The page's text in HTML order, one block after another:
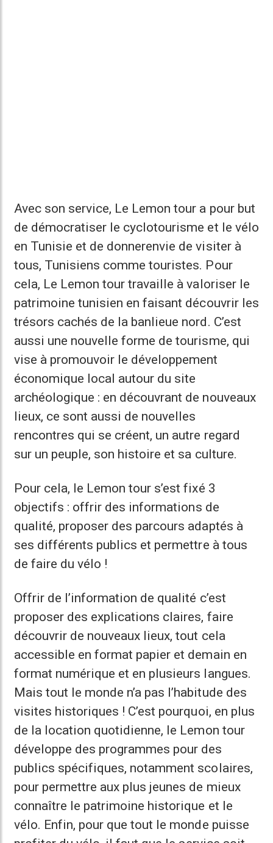
Avec son service, Le Lemon tour a pour but
de démocratiser le cyclotourisme et le vélo
en Tunisie et de donnerenvie de visiter à
tous, Tunisiens comme touristes. Pour
cela, Le Lemon tour travaille à valoriser le
patrimoine tunisien en faisant découvrir les
trésors cachés de la banlieue nord. C’est
aussi une nouvelle forme de tourisme, qui
vise à promouvoir le développement
économique local autour du site
archéologique : en découvrant de nouveaux
lieux, ce sont aussi de nouvelles
rencontres qui se créent, un autre regard
sur un peuple, son histoire et sa culture.
Pour cela, le Lemon tour s’est fixé 3
objectifs : offrir des informations de
qualité, proposer des parcours adaptés à
ses différents publics et permettre à tous
de faire du vélo !
Offrir de l’information de qualité c’est
proposer des explications claires, faire
découvrir de nouveaux lieux, tout cela
accessible en format papier et demain en
format numérique et en plusieurs langues.
Mais tout le monde n’a pas l’habitude des
visites historiques ! C’est pourquoi, en plus
de la location quotidienne, le Lemon tour
développe des programmes pour des
publics spécifiques, notamment scolaires,
pour permettre aux plus jeunes de mieux
connaître le patrimoine historique et le
vélo. Enfin, pour que tout le monde puisse